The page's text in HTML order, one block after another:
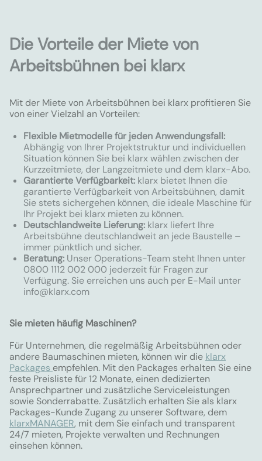
Die Vorteile der Miete von
Arbeitsbühnen bei klarx
Mit der Miete von Arbeitsbühnen bei klarx profitieren Sie
von einer Vielzahl an Vorteilen:
Flexible Mietmodelle für jeden Anwendungsfall:
Abhängig von Ihrer Projektstruktur und individuellen
Situation können Sie bei klarx wählen zwischen der
Kurzzeitmiete, der Langzeitmiete und dem klarx-Abo.
Garantierte Verfügbarkeit: klarx bietet Ihnen die
garantierte Verfügbarkeit von Arbeitsbühnen, damit
Sie stets sichergehen können, die ideale Maschine für
Ihr Projekt bei klarx mieten zu können.
Deutschlandweite Lieferung: klarx liefert Ihre
Arbeitsbühne deutschlandweit an jede Baustelle –
immer pünktlich und sicher.
Beratung: Unser Operations-Team steht Ihnen unter
0800 1112 002 000 jederzeit für Fragen zur
Verfügung. Sie erreichen uns auch per E-Mail unter
info@klarx.com
Sie mieten häufig Maschinen?
Für Unternehmen, die regelmäßig Arbeitsbühnen oder
andere Baumaschinen mieten, können wir die klarx
Packages empfehlen. Mit den Packages erhalten Sie eine
feste Preisliste für 12 Monate, einen dedizierten
Ansprechpartner und zusätzliche Serviceleistungen
sowie Sonderrabatte. Zusätzlich erhalten Sie als klarx
Packages-Kunde Zugang zu unserer Software, dem
klarxMANAGER, mit dem Sie einfach und transparent
24/7 mieten, Projekte verwalten und Rechnungen
einsehen können.